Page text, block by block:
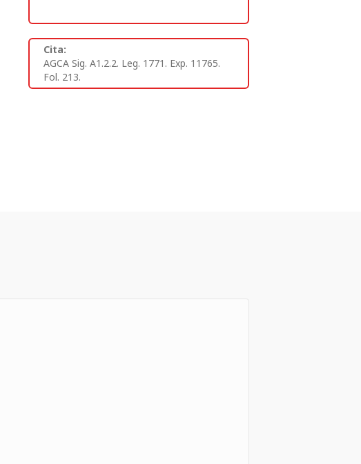
Cita:
AGCA Sig. A1.2.2. Leg. 1771. Exp. 11765.
Fol. 213.